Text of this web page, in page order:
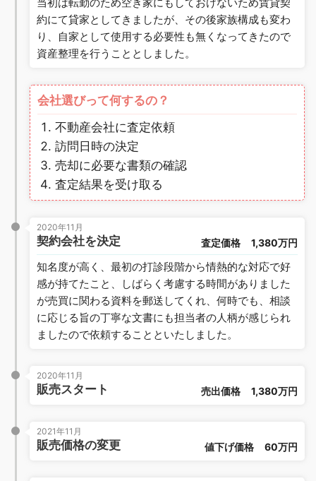
当初は転勤のため空き家にもしておけないため賃貸契
約にて貸家としてきましたが、その後家族構成も変わ
り、自家として使用する必要性も無くなってきたので
資産整理を行うこととしました。
会社選びって何するの？
不動産会社に査定依頼
訪問日時の決定
売却に必要な書類の確認
査定結果を受け取る
2020年11月
契約会社を決定 査定価格 1,380万円
知名度が高く、最初の打診段階から情熱的な対応で好
感が持てたこと、しばらく考慮する時間がありました
が売買に関わる資料を郵送してくれ、何時でも、相談
に応じる旨の丁寧な文書にも担当者の人柄が感じられ
ましたので依頼することといたしました。
2020年11月
販売スタート 売出価格 1,380万円
2021年11月
販売価格の変更 値下げ価格 60万円